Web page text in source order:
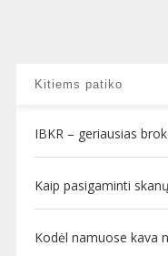
Kitiems patiko
IBKR – geriausias
Kaip pasigaminti
Kodėl namuose kava